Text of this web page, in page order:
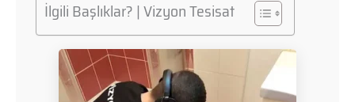
İlgili Başlıklar? | Vizyon Tesisat